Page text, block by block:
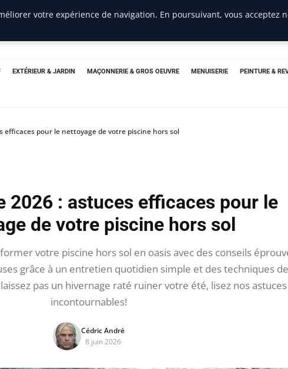
EXTÉRIEUR & JARDIN MAÇONNERIE & GROS OEUVRE MENUISERIE PEINTURE &
efficaces pour le nettoyage de votre piscine hors sol
2026 : astuces efficaces pour le
de votre piscine hors sol
votre piscine hors sol en oasis avec des conseils
grâce à un entretien quotidien simple et des techniques de
pas un hivernage raté ruiner votre été, lisez nos astuces
incontournables!
Cédric André
8 juin 2026
votre expérience de navigation. En poursuivant, vous acceptez